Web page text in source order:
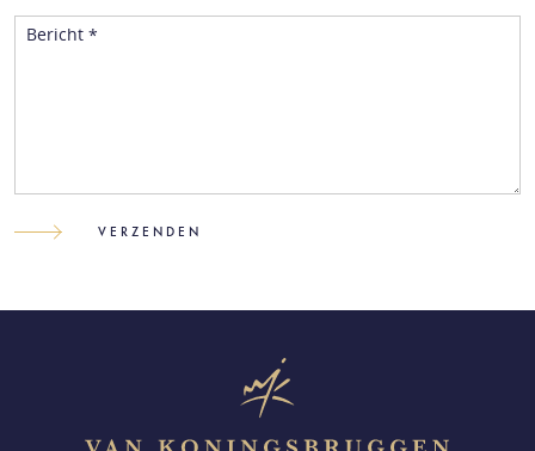
Bericht *